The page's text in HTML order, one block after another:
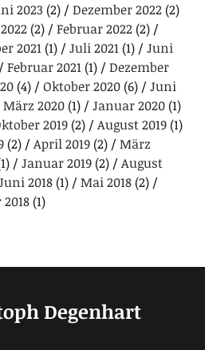
2023 (2) Dezember 2022(2)
(2) Februar 2022(2)
2021(1) Juli 2021(1)
Juni
Februar 2021(1)
Dezember
(4) Oktober 2020(6)
Juni
März 2020(1) Januar 2020(1)
2019(2) August 2019(1)
(2) April 2019(2)
März
Januar 2019(2)
August
2018(1) Mai 2018(2)
(1)
Degenhart